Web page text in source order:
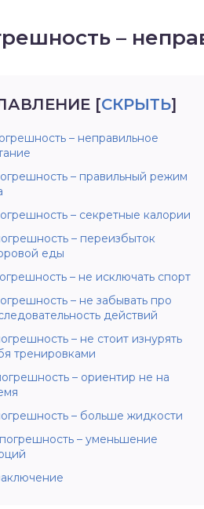
–
[СКРЫТЬ]
– неправильное
– правильный режим
– секретные калории
– переизбыток
еды
– не исключать спорт
– не забывать про
действий
– не стоит изнурять
тренировками
– ориентир не на
– больше жидкости
– уменьшение